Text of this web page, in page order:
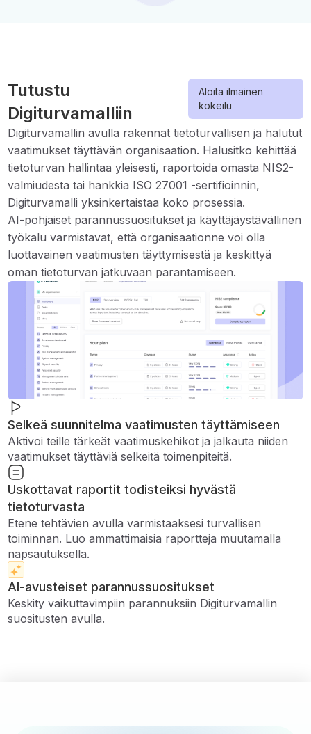
Tutustu
Digiturvamalliin
Aloita ilmainen
kokeilu
Digiturvamallin avulla rakennat tietoturvallisen ja halutut
vaatimukset täyttävän organisaation. Halusitko kehittää
tietoturvan hallintaa yleisesti, raportoida omasta NIS2-
valmiudesta tai hankkia ISO 27001 -sertifioinnin,
Digiturvamalli yksinkertaistaa koko prosessia.
AI-pohjaiset parannussuositukset ja käyttäjäystävällinen
työkalu varmistavat, että organisaationne voi olla
luottavainen vaatimusten täyttymisestä ja keskittyä
oman tietoturvan jatkuvaan parantamiseen.
Selkeä suunnitelma vaatimusten täyttämiseen
Aktivoi teille tärkeät vaatimuskehikot ja jalkauta niiden
vaatimukset täyttäviä selkeitä toimenpiteitä.
Uskottavat raportit todisteiksi hyvästä
tietoturvasta
Etene tehtävien avulla varmistaaksesi turvallisen
toiminnan. Luo ammattimaisia ​​raportteja muutamalla
napsautuksella.
AI-avusteiset parannussuositukset
Keskity vaikuttavimpiin parannuksiin Digiturvamallin
suositusten avulla.